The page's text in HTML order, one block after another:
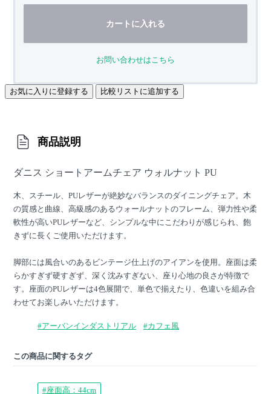
カートに入れる
お問い合わせはこちら
お気に入りに登録する 比較リストに追加する
商品説明
ダニス ショートアームチェア ウォルナット PU
木、スチール、PUレザーが絶妙なバランスのダイニングチェア。木
の質感と曲線、高級感のあるウォールナットのフレーム、弾力性や柔
軟性が高いPUレザーなど、シンプルな中にこだわりが感じられ、飽
きずに長くご使用いただけます。
脚部には風合いのあるビンテージ仕上げのアイアンを使用。座面は柔
らかすぎず硬すぎず、深く沈みすぎない、座り心地の良さが特徴で
す。座面のPUレザーは4色展開で、単色で揃えたり、色違いを組み合
わせてお楽しみいただけます。
#アーバンインダストリアル #カフェ風
この商品に関するタグ
#座面高：44cm